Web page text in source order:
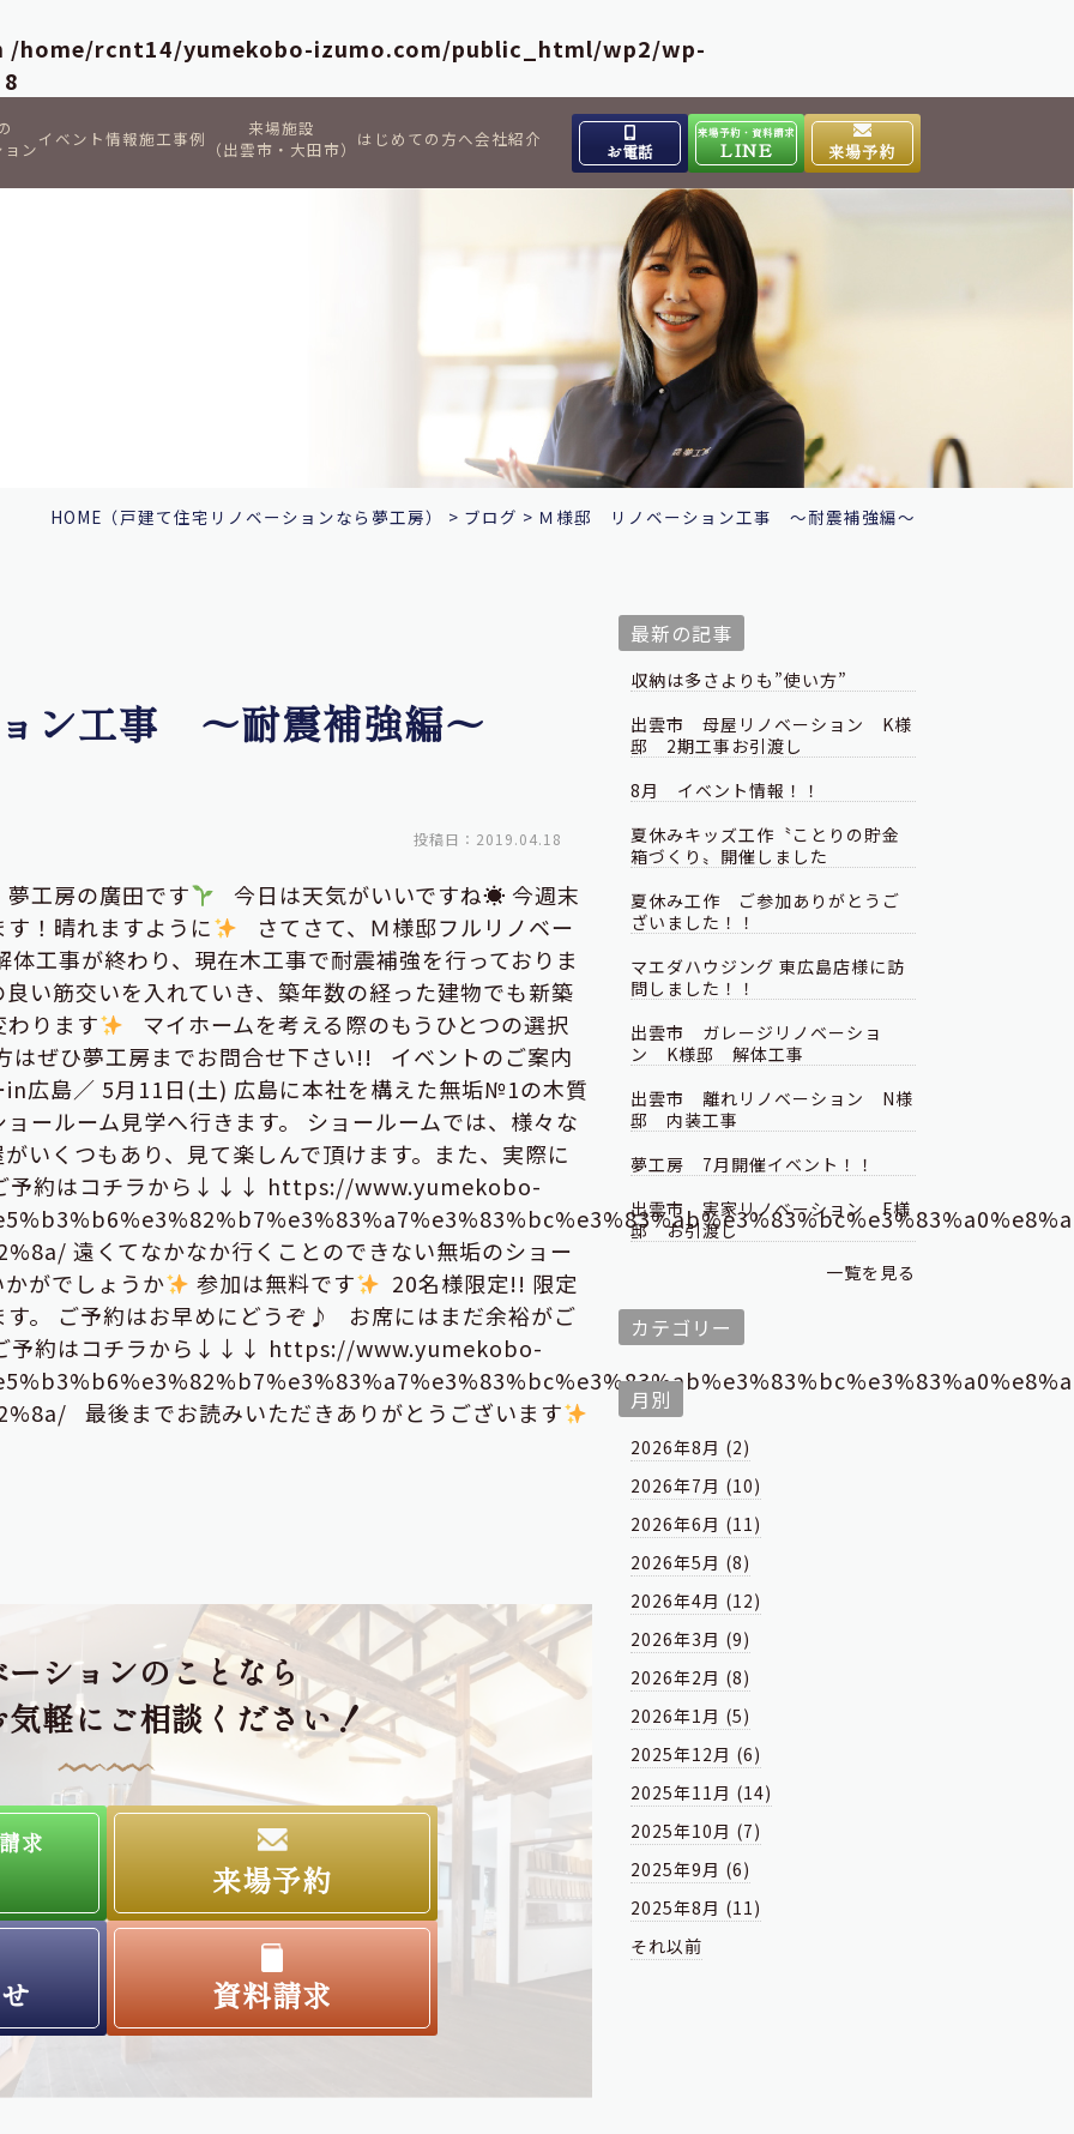
/home/rcnt14/yumekobo-izumo.com/public_html/wp2/wp-
8
ンイベント情報施工事例
来場施設
（出雲市・大田市） はじめての方へ会社紹介
お電話
出雲高岡体感ギャラリー
0853-31-4133
9:00～17:00
水曜日
大田ショールーム
0854-86-8640
9:00～17:00
定休日 日曜日
来場予約・資料請求
LINE 来場予約
HOME （戸建て住宅リノベーションなら夢工房） > ブログ > Ｍ様邸 リノベーション工事 ～耐震補強編～
ン工事 ～耐震補強編～
投稿日：2019.04.18
工房の廣田です
今日は天気がいいですね☀ 今週末
！晴れますように
さてさて、Ｍ様邸フルリノベー
工事が終わり、現在木工事で耐震補強を行っておりま
い筋交いを入れていき、築年数の経った建物でも新築
ります
マイホームを考える際のもうひとつの選択
はぜひ夢工房までお問合せ下さい!! イベントのご案内
広島／ 5月11日(土) 広島に本社を構えた無垢№1の木質
ールーム見学へ行きます。 ショールームでは、様々な
いくつもあり、見て楽しんで頂けます。また、実際に
ご予約はコチラから↓↓↓ https://www.yumekobo-
遠くてなかなか行くことのできない無垢のショー
がでしょうか
参加は無料です
20名様限定!! 限定
す。 ご予約はお早めにどうぞ♪ お席にはまだ余裕がご
ご予約はコチラから↓↓↓ https://www.yumekobo-
最後までお読みいただきありがとうございます
ションのことなら
気軽にご相談ください！
求
来場予約
資料請求
最新の記事
収納は多さよりも”使い方”
出雲市 母屋リノベーション K様
邸 2期工事お引渡し
8月 イベント情報！！
夏休みキッズ工作〝ことりの貯金
箱づくり〟開催しました
夏休み工作 ご参加ありがとうご
ざいました！！
マエダハウジング 東広島店様に訪
問しました！！
出雲市 ガレージリノベーショ
ン K様邸 解体工事
出雲市 離れリノベーション N様
邸 内装工事
夢工房 7月開催イベント！！
出雲市 実家リノベーション F様
邸 お引渡し
一覧を見る
カテゴリー
月別
2026年8月 (2)
2026年7月 (10)
2026年6月 (11)
2026年5月 (8)
2026年4月 (12)
2026年3月 (9)
2026年2月 (8)
2026年1月 (5)
2025年12月 (6)
2025年11月 (14)
2025年10月 (7)
2025年9月 (6)
2025年8月 (11)
それ以前